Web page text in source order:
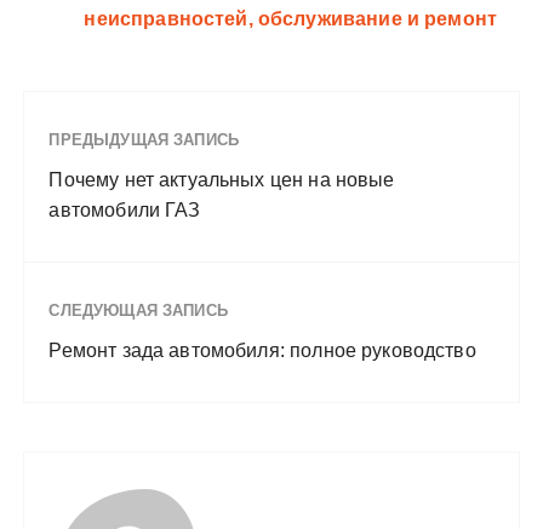
неисправностей, обслуживание и ремонт
ПРЕДЫДУЩАЯ ЗАПИСЬ
Почему нет актуальных цен на новые
автомобили ГАЗ
СЛЕДУЮЩАЯ ЗАПИСЬ
Ремонт зада автомобиля: полное руководство